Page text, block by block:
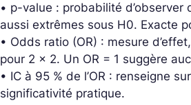
• p-value : probabilité d’observer
aussi extrêmes sous H0. Exacte
• Odds ratio (OR) : mesure
pour 2 × 2. Un OR = 1 suggère
• IC à 95 % de l’OR : renseigne
significativité pratique.